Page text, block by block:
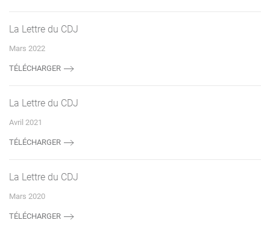
La Lettre du CDJ
Mars 2022
TÉLÉCHARGER
La Lettre du CDJ
Avril 2021
TÉLÉCHARGER
La Lettre du CDJ
Mars 2020
TÉLÉCHARGER